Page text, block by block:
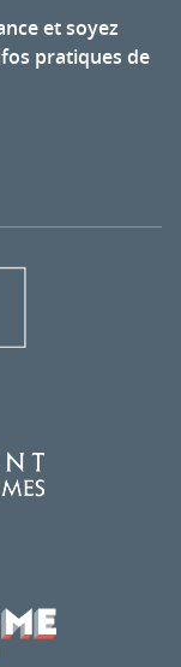
et soyez
pratiques de